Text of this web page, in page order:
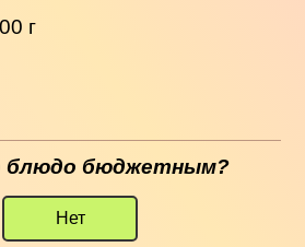
г
блюдо бюджетным?
Нет